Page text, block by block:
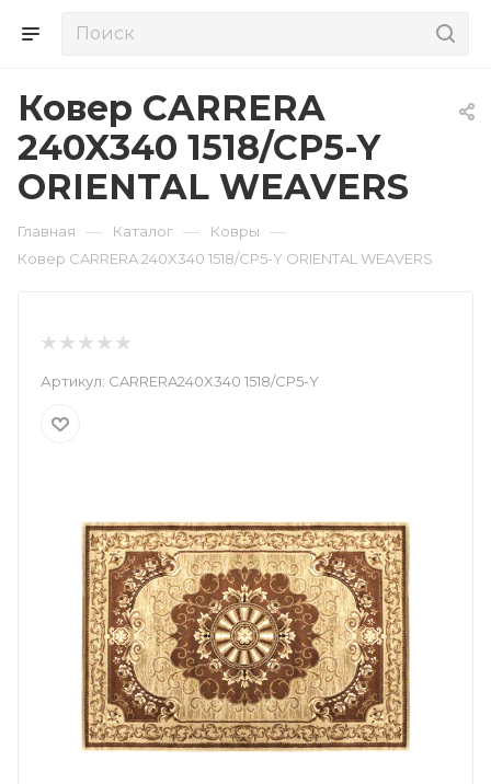
Ковер CARRERA
240X340 1518/CP5-Y
ORIENTAL WEAVERS
Главная — Каталог — Ковры —
Ковер CARRERA 240X340 1518/CP5-Y ORIENTAL WEAVERS
Артикул: CARRERA240X340 1518/CP5-Y